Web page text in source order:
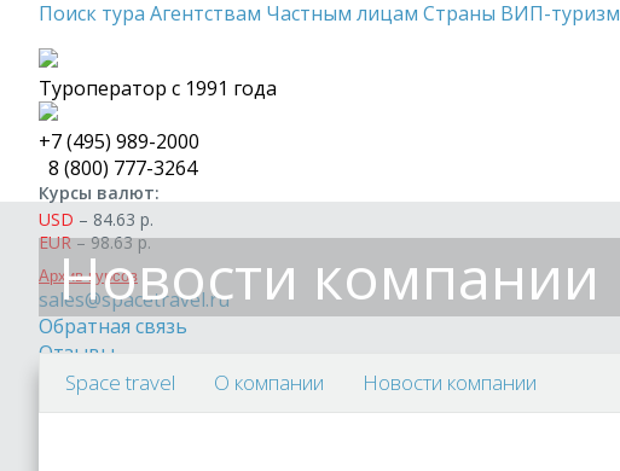
Поиск тура Агентствам Частным лицам Страны ВИП-туризм
Туроператор с 1991 года
+7 (495) 989-2000
8 (800) 777-3264
Курсы валют:
USD – 84.63 р.
EUR–98.63р.
Архив курсов
sales@spacetravel.ru
Обратная связь
Отзывы
Новости компании
Space travel О компании Новости компании